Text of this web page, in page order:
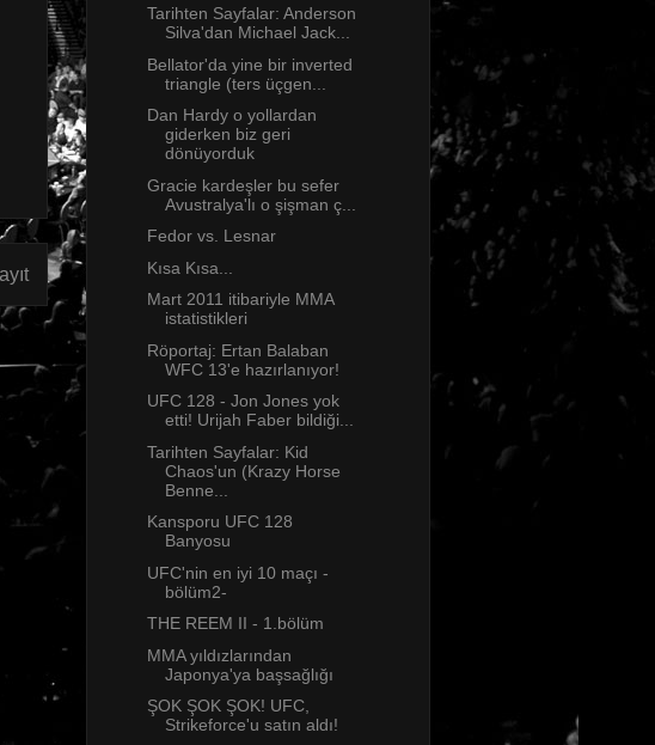
Tarihten Sayfalar: Anderson
Silva'dan Michael Jack...
Bellator'da yine bir inverted
triangle (ters üçgen...
Dan Hardy o yollardan
giderken biz geri
dönüyorduk
Gracie kardeşler bu sefer
Avustralya'lı o şişman ç...
Fedor vs. Lesnar
Kısa Kısa...
Mart 2011 itibariyle MMA
istatistikleri
Röportaj: Ertan Balaban
WFC 13'e hazırlanıyor!
UFC 128 - Jon Jones yok
etti! Urijah Faber bildiği...
Tarihten Sayfalar: Kid
Chaos'un (Krazy Horse
Benne...
Kansporu UFC 128
Banyosu
UFC'nin en iyi 10 maçı -
bölüm2-
THE REEM II - 1.bölüm
MMA yıldızlarından
Japonya'ya başsağlığı
ŞOK ŞOK ŞOK! UFC,
Strikeforce'u satın aldı!